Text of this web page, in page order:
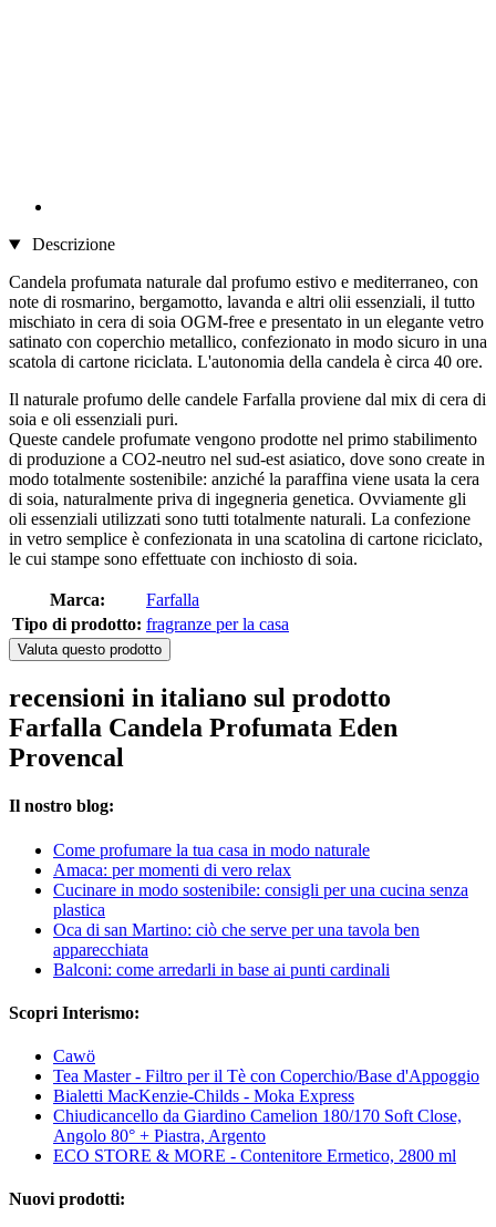
Descrizione
Candela profumata naturale dal profumo estivo e mediterraneo, con
note di rosmarino, bergamotto, lavanda e altri olii essenziali, il tutto
mischiato in cera di soia OGM-free e presentato in un elegante vetro
satinato con coperchio metallico, confezionato in modo sicuro in una
scatola di cartone riciclata. L'autonomia della candela è circa 40 ore.
Il naturale profumo delle candele Farfalla proviene dal mix di cera di
soia e oli essenziali puri.
Queste candele profumate vengono prodotte nel primo stabilimento
di produzione a CO2-neutro nel sud-est asiatico, dove sono create in
modo totalmente sostenibile: anziché la paraffina viene usata la cera
di soia, naturalmente priva di ingegneria genetica. Ovviamente gli
oli essenziali utilizzati sono tutti totalmente naturali. La confezione
in vetro semplice è confezionata in una scatolina di cartone riciclato,
le cui stampe sono effettuate con inchiosto di soia.
Marca:
Farfalla
Tipo di prodotto: fragranze per la casa
Valuta questo prodotto
recensioni in italiano sul prodotto
Farfalla Candela Profumata Eden
Provencal
Il nostro blog:
Come profumare la tua casa in modo naturale
Amaca: per momenti di vero relax
Cucinare in modo sostenibile: consigli per una cucina senza
plastica
Oca di san Martino: ciò che serve per una tavola ben
apparecchiata
Balconi: come arredarli in base ai punti cardinali
Scopri Interismo:
Cawö
Tea Master - Filtro per il Tè con Coperchio/Base d'Appoggio
Bialetti MacKenzie-Childs - Moka Express
Chiudicancello da Giardino Camelion 180/170 Soft Close,
Angolo 80° + Piastra, Argento
ECO STORE & MORE - Contenitore Ermetico, 2800 ml
Nuovi prodotti: